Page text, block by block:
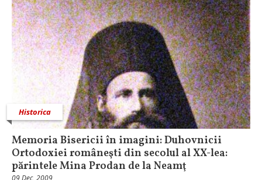
Historica
Memoria Bisericii în imagini: Duhovnicii
Ortodoxiei româneşti din secolul al XX-lea:
părintele Mina Prodan de la Neamţ
09 Dec, 2009